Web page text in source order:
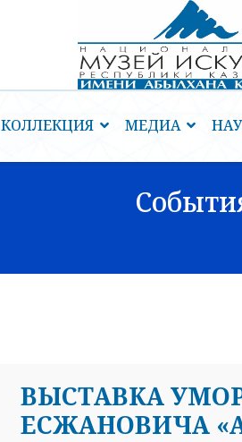
КОЛЛЕКЦИЯ МЕДИА
ВЫСТАВКА
ЕСЖАНОВИЧА